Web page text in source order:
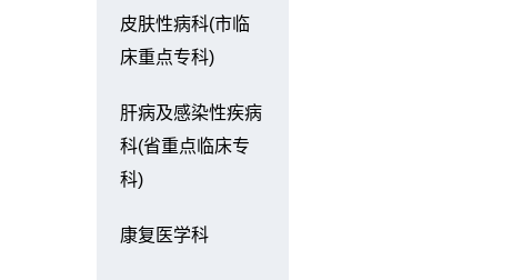
皮肤性病科(市临
床重点专科)
肝病及感染性疾病
科(省重点临床专
科)
康复医学科